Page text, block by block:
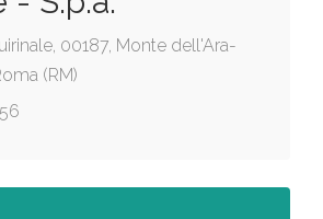
00187, Monte dell'Ara-
(RM)